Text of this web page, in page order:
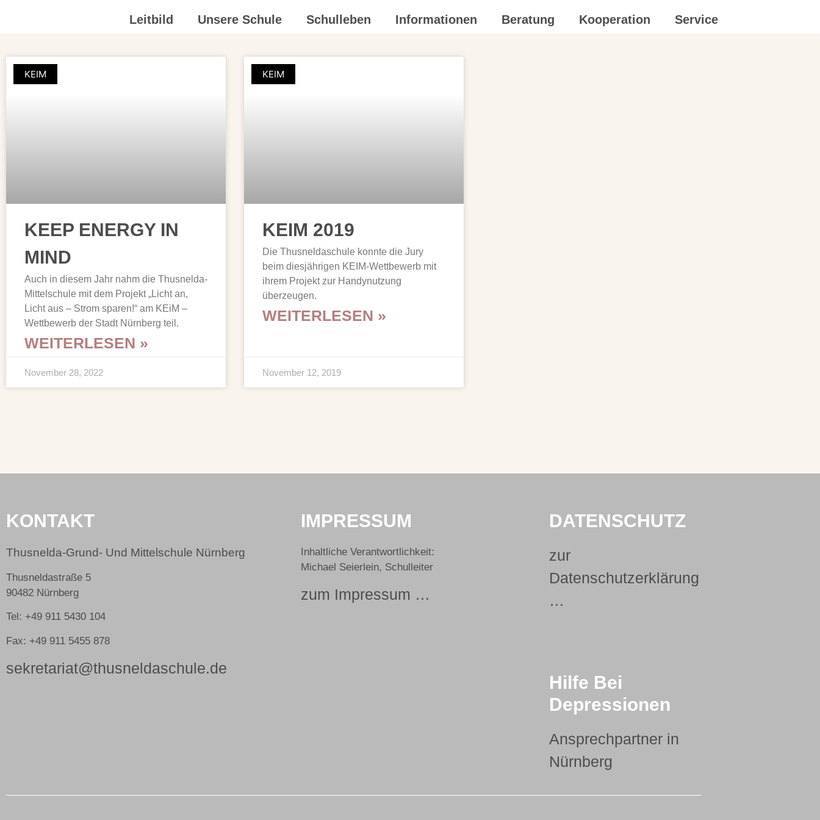
Leitbild Unsere Schule Schulleben Informationen Beratung Kooperation Service
KEIM
KEEP ENERGY IN
MIND
Auch in diesem Jahr nahm die Thusnelda-
Mittelschule mit dem Projekt „Licht an,
Licht aus – Strom sparen!“ am KEiM –
Wettbewerb der Stadt Nürnberg teil.
WEITERLESEN »
November 28, 2022
KEIM
KEIM 2019
Die Thusneldaschule konnte die Jury
beim diesjährigen KEIM-Wettbewerb mit
ihrem Projekt zur Handynutzung
überzeugen.
WEITERLESEN »
November 12, 2019
KONTAKT
Thusnelda-Grund- Und Mittelschule Nürnberg
Thusneldastraße 5
90482 Nürnberg
Tel: +49 911 5430 104
Fax: +49 911 5455 878
sekretariat@thusneldaschule.de
IMPRESSUM
Inhaltliche Verantwortlichkeit:
Michael Seierlein, Schulleiter
zum Impressum …
DATENSCHUTZ
zur
Datenschutzerklärung
…
Hilfe Bei
Depressionen
Ansprechpartner in
Nürnberg